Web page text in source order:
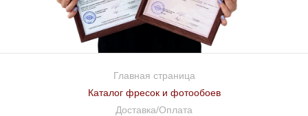
Главная страница
Каталог фресок и фотообоев
Доставка/Оплата